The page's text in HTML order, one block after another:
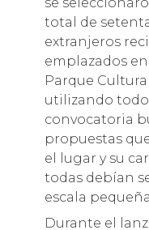
total de
extranjeros
emplazados
Parque
utilizando todo
convocatoria
propuestas
el lugar y su
todas debían
escala
Durante el